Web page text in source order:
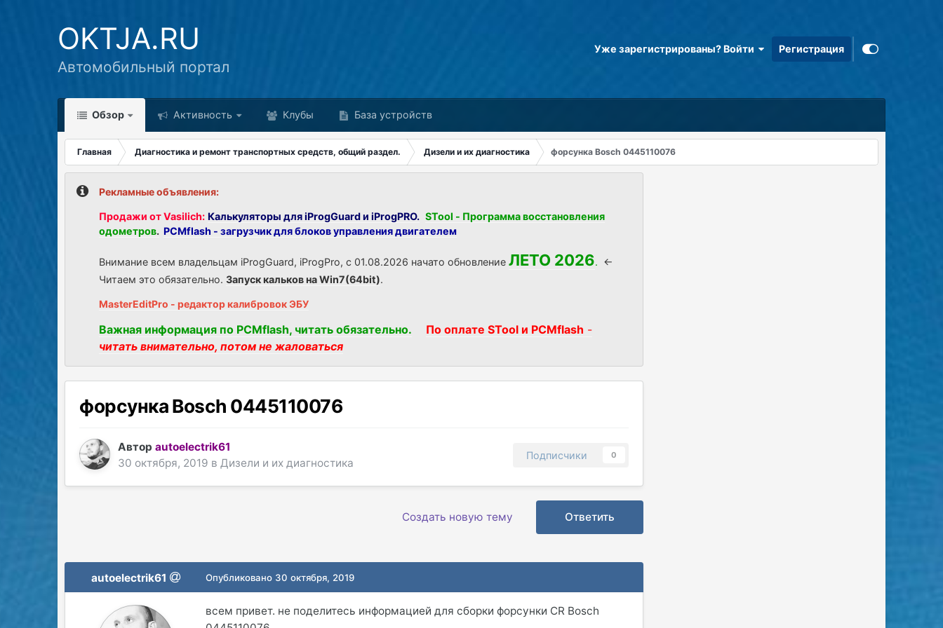
OKTJA.RU
Автомобильный портал
Уже зарегистрированы? Войти Регистрация
Обзор Активность Клубы База устройств
Главная Диагностика и ремонт транспортных средств, общий раздел. Дизели и их диагностика форсунка Bosch 0445110076
Рекламные объявления:
Продажи от Vasilich: Калькуляторы для iProgGuard и iProgPRO. STool - Программа восстановления
одометров. PCMflash - загрузчик для блоков управления двигателем
Внимание всем владельцам iProgGuard, iProgPro, с 01.08.2026 начато обновлениеЛЕТО 2026. <-
Читаем это обязательно.Запуск кальков на Win7(64bit).
MasterEditPro - редактор калибровок ЭБУ
Важная информация по PCMflash, читать обязательно. По оплате STool и PCMflash -
читать внимательно, потом не жаловаться
форсунка Bosch 0445110076
Авторautoelectrik61
30 октября, 2019 вДизели и их диагностика
Подписчики 0
Ответить
Создать новую тему
autoelectrik61 Опубликовано 30 октября, 2019
всем привет. не поделитесь информацией для сборки форсунки CR Bosch